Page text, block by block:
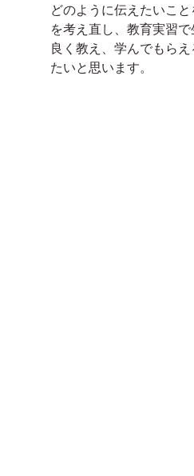
どのように伝えたいこ
を考え直し、教育実習
良く教え、学んでもら
たいと思います。